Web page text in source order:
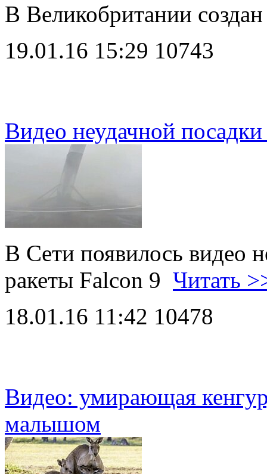
В Великобритании
19.01.16 15:29 10743
Видео неудачной
В Сети появилось видео
ракеты Falcon 9 Читать
18.01.16 11:42 10478
Видео: умирающая
малышом